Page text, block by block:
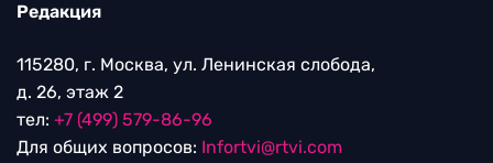
Редакция
115280, г. Москва, ул. Ленинская слобода,
д. 26, этаж 2
тел: +7 (499) 579-86-96
Для общих вопросов: Infortvi@rtvi.com